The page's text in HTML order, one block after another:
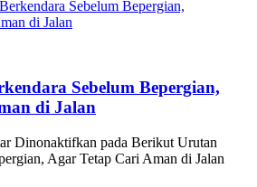
Sebelum Bepergian,
di Jalan
Dinonaktifkan pada Berikut Urutan
Agar Tetap Cari Aman di Jalan